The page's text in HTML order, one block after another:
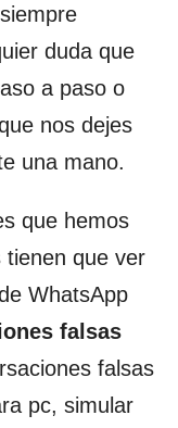
duda que
a paso o
nos dejes
una mano.
que hemos
tienen que ver
WhatsApp
falsas
falsas
pc, simular